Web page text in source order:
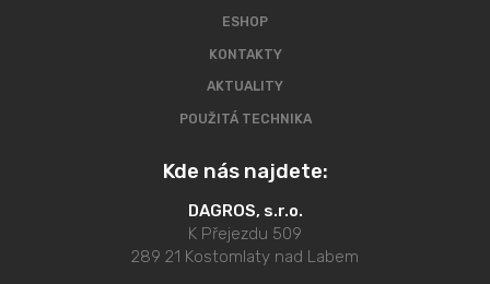
ESHOP
KONTAKTY
AKTUALITY
POUŽITÁ TECHNIKA
Kde nás najdete:
DAGROS, s.r.o.
K Přejezdu 509
289 21 Kostomlaty nad Labem